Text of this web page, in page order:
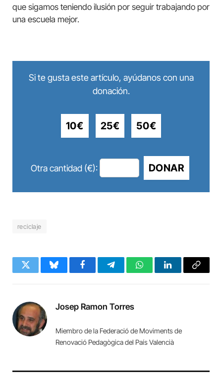
que sigamos teniendo ilusión por seguir trabajando por
una escuela mejor.
Si te gusta este artículo, ayúdanos con una
donación.
10€ 25€ 50€
Otra cantidad (€): DONAR
reciclaje
Twitter BlueskyFacebookTelegramWhatsAppLinkedInCopy
Josep Ramon Torres
Miembro de la Federació de Moviments de
Renovació Pedagògica del País Valencià